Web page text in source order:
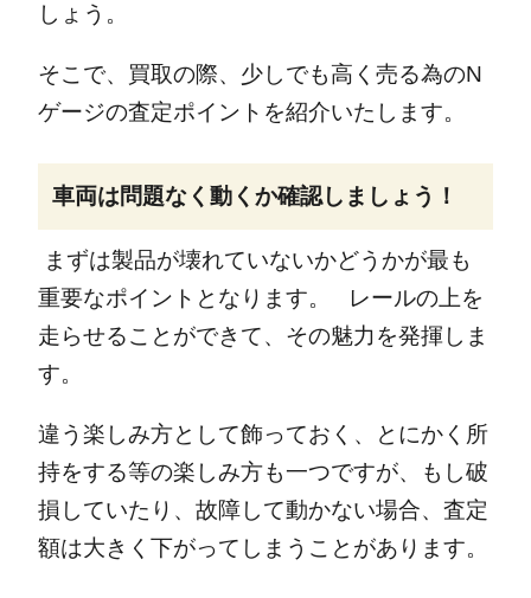
しょう。
そこで、買取の際、少しでも高く売る為のN
ゲージの査定ポイントを紹介いたします。
車両は問題なく動くか確認しましょう！
まずは製品が壊れていないかどうかが最も
重要なポイントとなります。
レールの上を
走らせることができて、その魅力を発揮しま
す。
違う楽しみ方として飾っておく、とにかく所
持をする等の楽しみ方も一つですが、もし破
損していたり、故障して動かない場合、査定
額は大きく下がってしまうことがあります。